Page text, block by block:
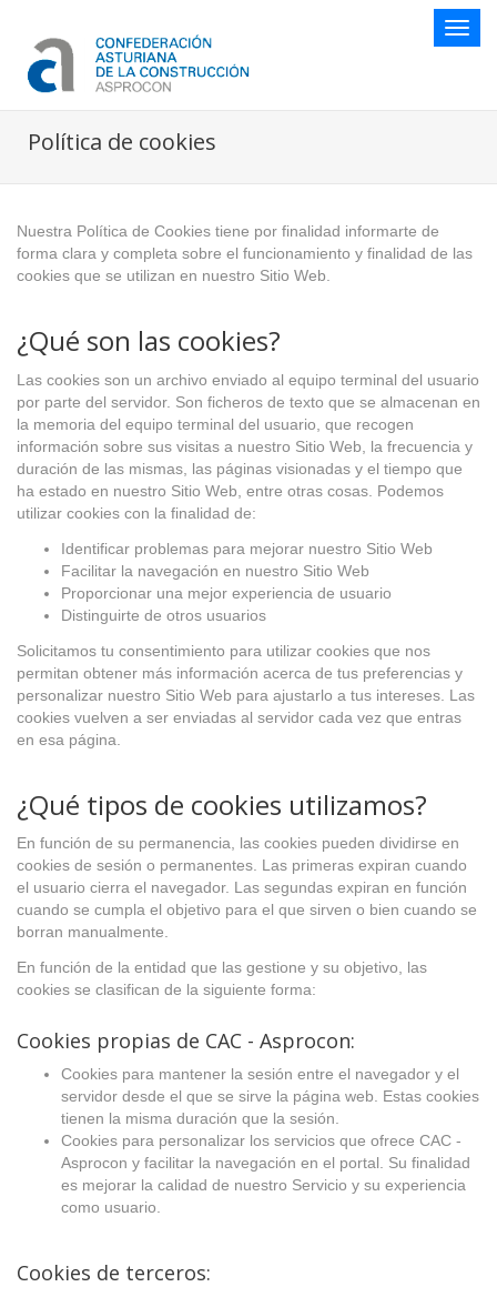
Botón
Política de cookies
Nuestra Política de Cookies tiene por finalidad informarte de
forma clara y completa sobre el funcionamiento y finalidad de las
cookies que se utilizan en nuestro Sitio Web.
¿Qué son las cookies?
Las cookies son un archivo enviado al equipo terminal del usuario
por parte del servidor. Son ficheros de texto que se almacenan en
la memoria del equipo terminal del usuario, que recogen
información sobre sus visitas a nuestro Sitio Web, la frecuencia y
duración de las mismas, las páginas visionadas y el tiempo que
ha estado en nuestro Sitio Web, entre otras cosas. Podemos
utilizar cookies con la finalidad de:
Identificar problemas para mejorar nuestro Sitio Web
Facilitar la navegación en nuestro Sitio Web
Proporcionar una mejor experiencia de usuario
Distinguirte de otros usuarios
Solicitamos tu consentimiento para utilizar cookies que nos
permitan obtener más información acerca de tus preferencias y
personalizar nuestro Sitio Web para ajustarlo a tus intereses. Las
cookies vuelven a ser enviadas al servidor cada vez que entras
en esa página.
¿Qué tipos de cookies utilizamos?
En función de su permanencia, las cookies pueden dividirse en
cookies de sesión o permanentes. Las primeras expiran cuando
el usuario cierra el navegador. Las segundas expiran en función
cuando se cumpla el objetivo para el que sirven o bien cuando se
borran manualmente.
En función de la entidad que las gestione y su objetivo, las
cookies se clasifican de la siguiente forma:
Cookies propias de CAC - Asprocon:
Cookies para mantener la sesión entre el navegador y el
servidor desde el que se sirve la página web. Estas cookies
tienen la misma duración que la sesión.
Cookies para personalizar los servicios que ofrece CAC -
Asprocon y facilitar la navegación en el portal. Su finalidad
es mejorar la calidad de nuestro Servicio y su experiencia
como usuario.
Cookies de terceros: